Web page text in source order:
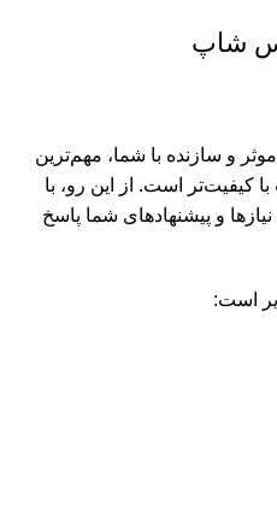
شاپ
و سازنده با شما، مهم‌ترین
کیفیت‌تر است. از این رو، با
و پیشنهادهای شما پاسخ
است: